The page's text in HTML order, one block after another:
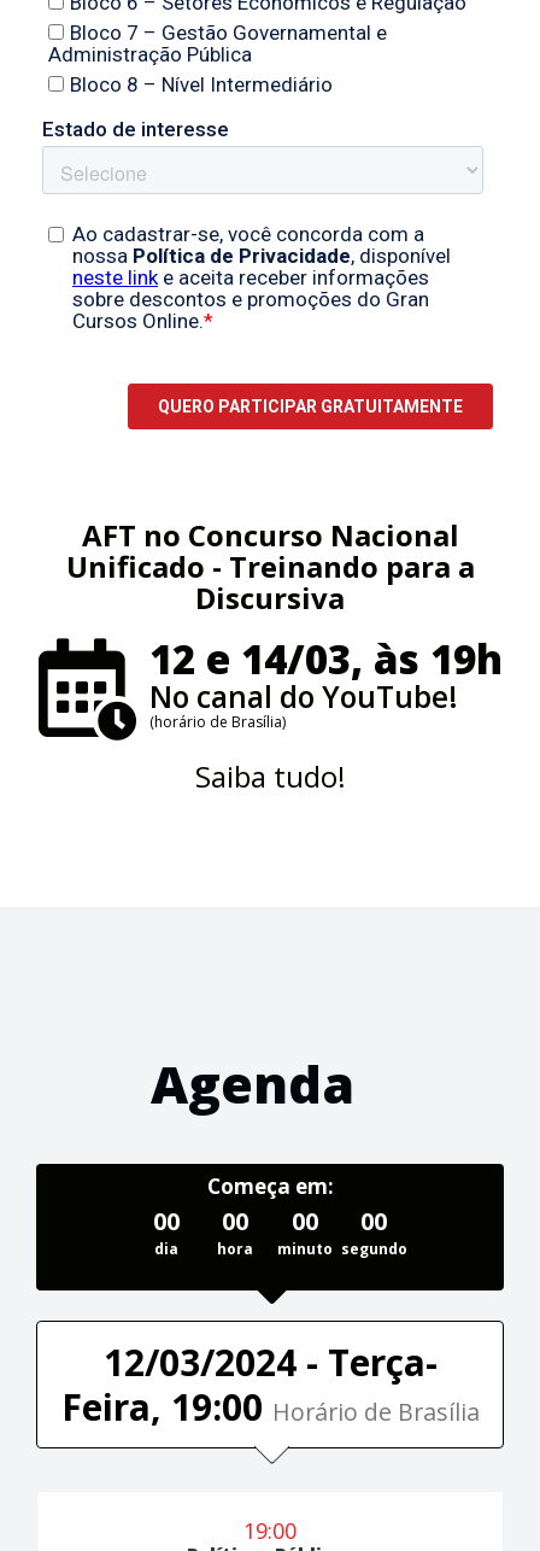
AFT no Concurso Nacional
Unificado - Treinando para a
Discursiva
12 e 14/03, às 19h
No canal do YouTube!
(horário de Brasília)
Saiba tudo!
Agenda
Começa em:
00
dia
00
hora
00
minuto
00
segundo
12/03/2024 - Terça-
Feira, 19:00 Horário de Brasília
19:00